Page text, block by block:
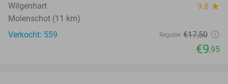
Wilgenhart 9.8 star
Molenschot (11 km)
Verkocht: 559
Regulier €17,50
€9,95